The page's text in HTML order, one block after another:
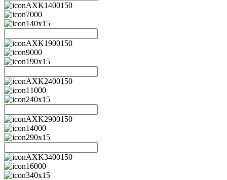
AXK1400150
7000
140x15
AXK1900150
9000
190x15
AXK2400150
11000
240x15
AXK2900150
14000
290x15
AXK3400150
16000
340x15